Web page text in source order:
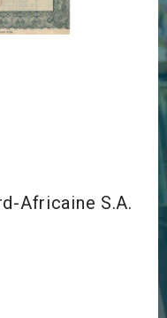
Africaine S.A.